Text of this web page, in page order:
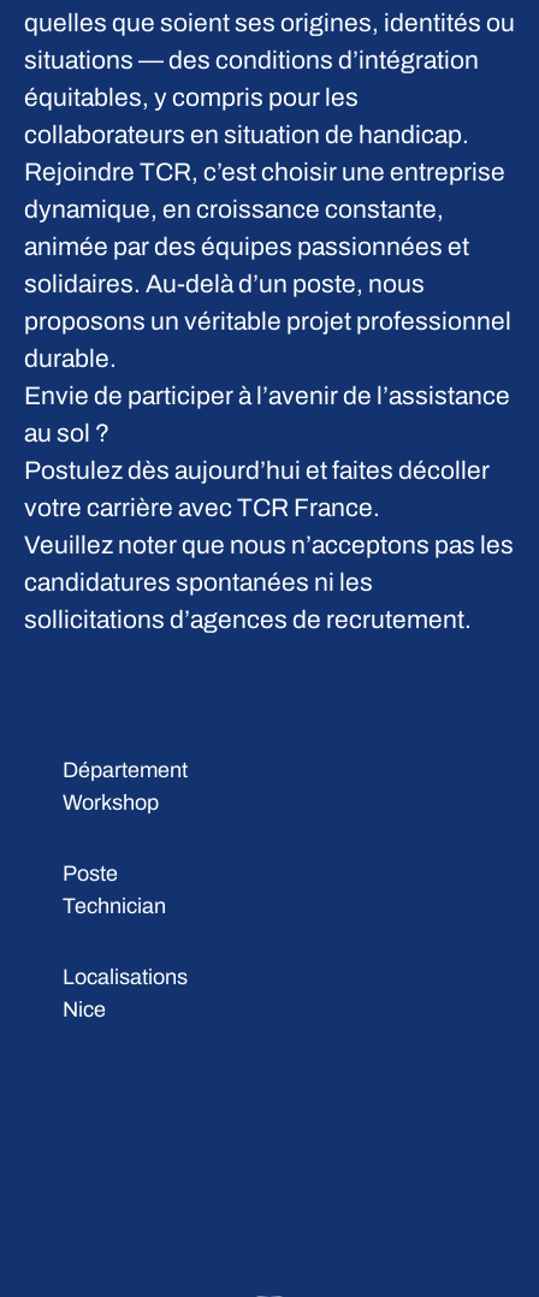
quelles que soient ses origines, identités ou
situations — des conditions d’intégration
équitables, y compris pour les
collaborateurs en situation de handicap.
Rejoindre TCR, c’est choisir une entreprise
dynamique, en croissance constante,
animée par des équipes passionnées et
solidaires. Au-delà d’un poste, nous
proposons un véritable projet professionnel
durable.
Envie de participer à l’avenir de l’assistance
au sol ?
Postulez dès aujourd’hui et faites décoller
votre carrière avec TCR France.
Veuillez noter que nous n’acceptons pas les
candidatures spontanées ni les
sollicitations d’agences de recrutement.
Département
Workshop
Poste
Technician
Localisations
Nice